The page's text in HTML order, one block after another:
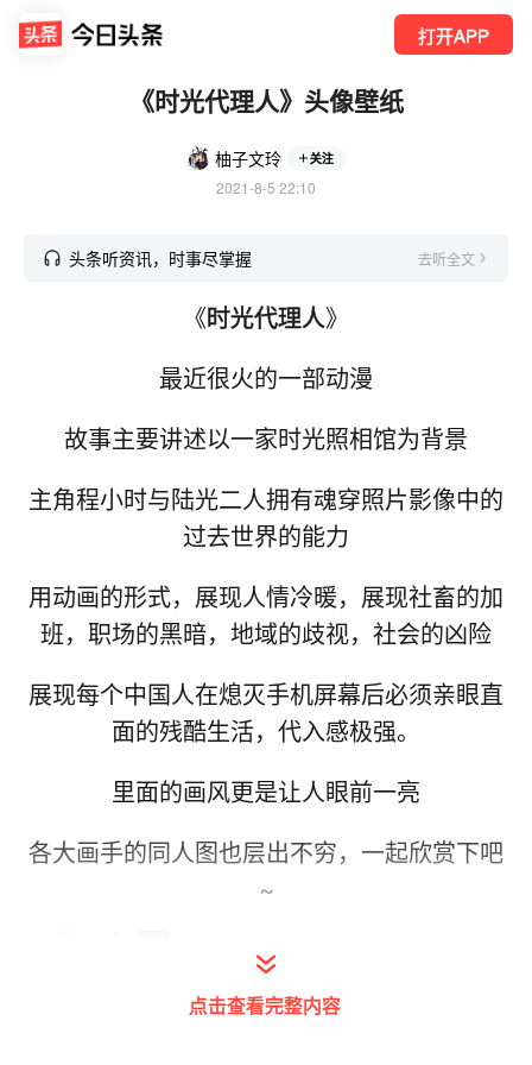
打开APP
《时光代理人》头像壁纸
柚子文玲 关注
2021-8-5 22:10
头条听资讯，时事尽掌握 去听全文
《时光代理人》
最近很火的一部动漫
故事主要讲述以一家时光照相馆为背景
主角程小时与陆光二人拥有魂穿照片影像中的
过去世界的能力
用动画的形式，展现人情冷暖，展现社畜的加
班，职场的黑暗，地域的歧视，社会的凶险
展现每个中国人在熄灭手机屏幕后必须亲眼直
面的残酷生活，代入感极强。
里面的画风更是让人眼前一亮
各大画手的同人图也层出不穷，一起欣赏下吧
~
点击查看完整内容